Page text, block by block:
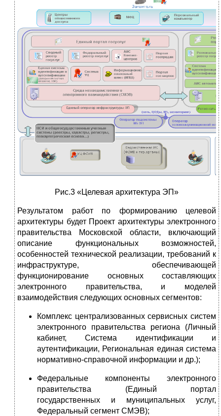
Рис.3 «Целевая архитектура ЭП»
Результатом работ по формированию целевой
архитектуры будет Проект архитектуры электронного
правительства Московской области, включающий
описание функциональных возможностей,
особенностей технической реализации, требований к
инфраструктуре, обеспечивающей
функционирование основных составляющих
электронного правительства, и моделей
взаимодействия следующих основных сегментов:
Комплекс централизованных сервисных систем
электронного правительства региона (Личный
кабинет, Система идентификации и
аутентификации, Региональная единая система
нормативно-справочной информации и др.);
Федеральные компоненты электронного
правительства (Единый портал
государственных и муниципальных услуг,
Федеральный сегмент СМЭВ);